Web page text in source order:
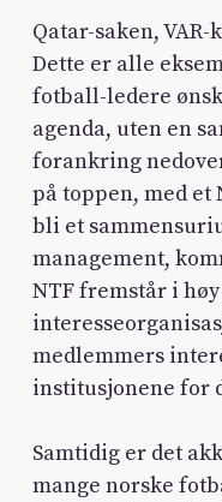
Qatar-saken,
Dette er alle
fotball-ledere
agenda, uten en
forankring
på toppen, med et
bli et
management,
NTF fremstår i
medlemmers
institusjonene for
Samtidig er det
mange norske